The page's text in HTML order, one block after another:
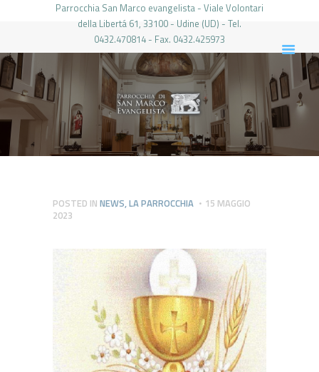
Parrocchia San Marco evangelista - Viale Volontari
della Libertá 61, 33100 - Udine (UD) - Tel.
0432.470814 - Fax. 0432.425973
PARROCCHIA DI SAN MARCO UDINE
HOME
LA PARROCCHIA
IL PARROCO
LE ATTIVITÀ
PIERABECH
FOTO E VIDEO
CONTATTI
LOGIN
POSTED IN NEWS,LA PARROCCHIA
15 MAGGIO
2023